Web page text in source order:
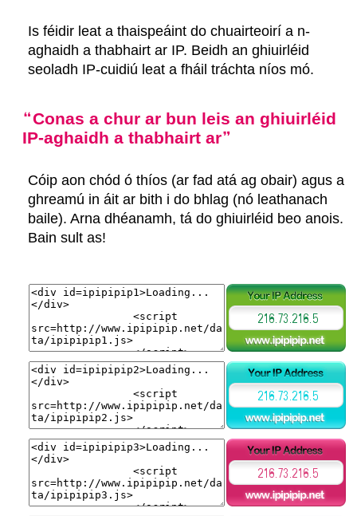
Is féidir leat a thaispeáint do chuairteoirí a n-
aghaidh a thabhairt ar IP. Beidh an ghiuirléid
seoladh IP-cuidiú leat a fháil tráchta níos mó.
Conas a chur ar bun leis an ghiuirléid
IP-aghaidh a thabhairt ar
Cóip aon chód ó thíos (ar fad atá ag obair) agus a
ghreamú in áit ar bith i do bhlag (nó leathanach
baile). Arna dhéanamh, tá do ghiuirléid beo anois.
Bain sult as!